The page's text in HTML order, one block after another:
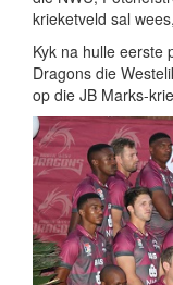
krieketveld sal
Kyk na hulle eerste
Dragons die
op die JB Marks-